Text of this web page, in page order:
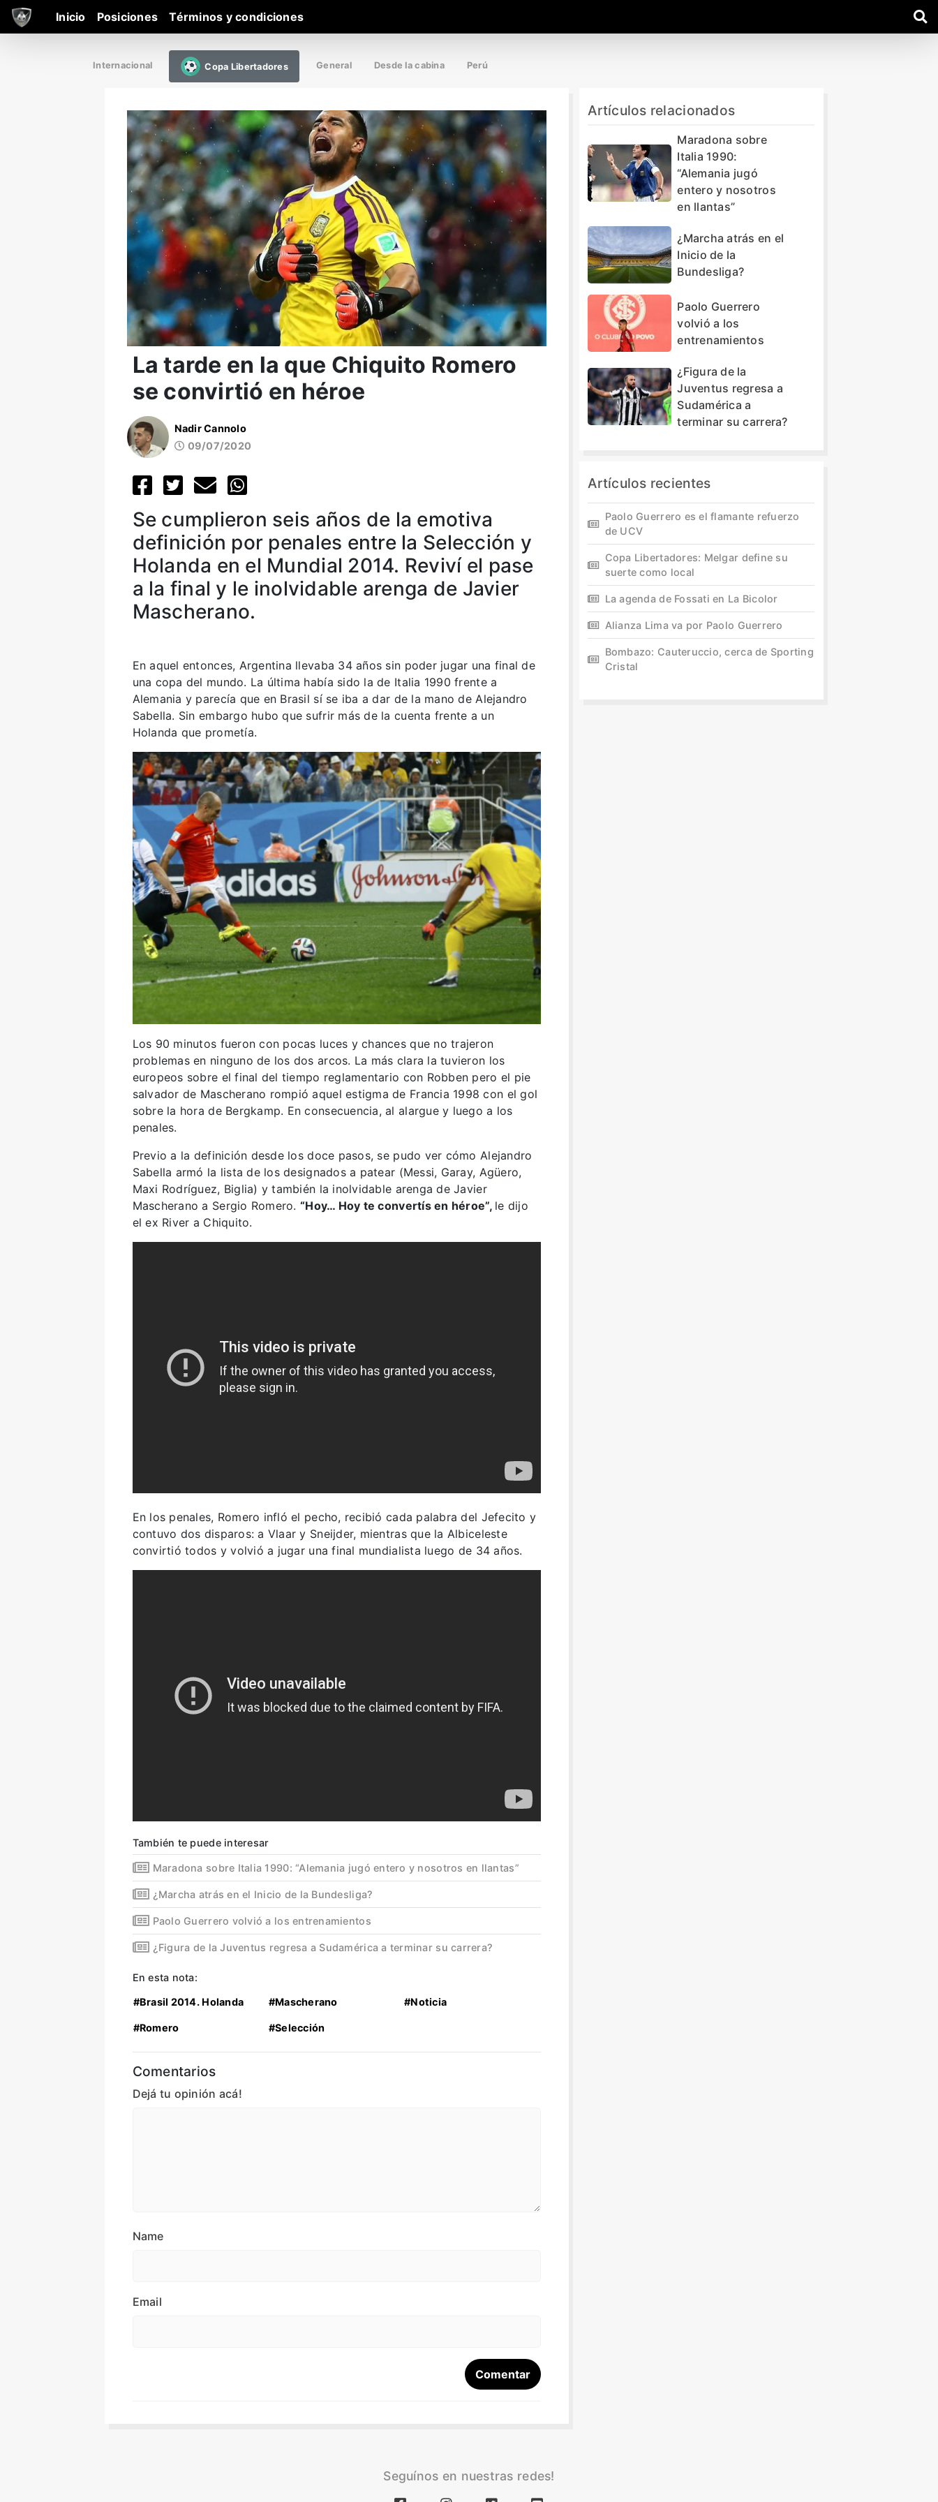
Inicio Posiciones Términos y condiciones
Internacional Copa Libertadores General Desde la cabina Perú
La tarde en la que Chiquito Romero
se convirtió en héroe
Nadir Cannolo
09/07/2020
Se cumplieron seis años de la emotiva
definición por penales entre la Selección y
Holanda en el Mundial 2014. Reviví el pase
a la final y le inolvidable arenga de Javier
Mascherano.
En aquel entonces, Argentina llevaba 34 años sin poder jugar una final de
una copa del mundo. La última había sido la de Italia 1990 frente a
Alemania y parecía que en Brasil sí se iba a dar de la mano de Alejandro
Sabella. Sin embargo hubo que sufrir más de la cuenta frente a un
Holanda que prometía.
Los 90 minutos fueron con pocas luces y chances que no trajeron
problemas en ninguno de los dos arcos. La más clara la tuvieron los
europeos sobre el final del tiempo reglamentario con Robben pero el pie
salvador de Mascherano rompió aquel estigma de Francia 1998 con el gol
sobre la hora de Bergkamp. En consecuencia, al alargue y luego a los
penales.
Previo a la definición desde los doce pasos, se pudo ver cómo Alejandro
Sabella armó la lista de los designados a patear (Messi, Garay, Agüero,
Maxi Rodríguez, Biglia) y también la inolvidable arenga de Javier
Mascherano a Sergio Romero. “Hoy… Hoy te convertís en héroe”, le dijo
el ex River a Chiquito.
En los penales, Romero infló el pecho, recibió cada palabra del Jefecito y
contuvo dos disparos: a Vlaar y Sneijder, mientras que la Albiceleste
convirtió todos y volvió a jugar una final mundialista luego de 34 años.
También te puede interesar
Maradona sobre Italia 1990: “Alemania jugó entero y nosotros en llantas”
¿Marcha atrás en el Inicio de la Bundesliga?
Paolo Guerrero volvió a los entrenamientos
¿Figura de la Juventus regresa a Sudamérica a terminar su carrera?
En esta nota:
#Brasil 2014. Holanda #Mascherano #Noticia
#Romero #Selección
Comentarios
Dejá tu opinión acá!
Name
Email
Artículos relacionados
Maradona sobre
Italia 1990:
“Alemania jugó
entero y nosotros
en llantas”
¿Marcha atrás en el
Inicio de la
Bundesliga?
Paolo Guerrero
volvió a los
entrenamientos
¿Figura de la
Juventus regresa a
Sudamérica a
terminar su carrera?
Artículos recientes
Paolo Guerrero es el flamante refuerzo
de UCV
Copa Libertadores: Melgar define su
suerte como local
La agenda de Fossati en La Bicolor
Alianza Lima va por Paolo Guerrero
Bombazo: Cauteruccio, cerca de Sporting
Cristal
Seguínos en nuestras redes!